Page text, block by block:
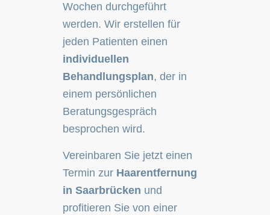
Wochen durchgeführt
werden. Wir erstellen für
jeden Patienten einen
individuellen
Behandlungsplan, der in
einem persönlichen
Beratungsgespräch
besprochen wird.
Vereinbaren Sie jetzt einen
Termin zur Haarentfernung
in Saarbrücken und
profitieren Sie von einer